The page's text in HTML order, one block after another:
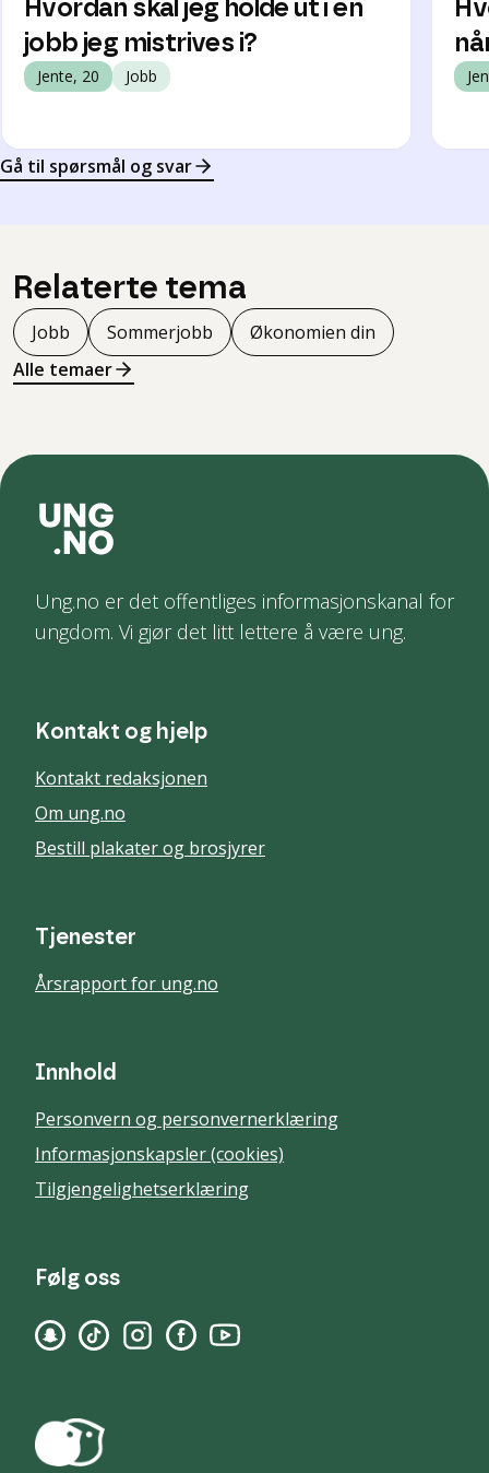
Hvordan skal jeg holde ut i en
jobb jeg mistrives i?
Jente, 20 Jobb
Gå til spørsmål og svar
Relaterte tema
Jobb Sommerjobb
Økonomien din
Alle temaer
Ung.no er det offentliges informasjonskanal for
ungdom. Vi gjør det litt lettere å være ung.
Kontakt og hjelp
Kontakt redaksjonen
Om ung.no
Bestill plakater og brosjyrer
Tjenester
Årsrapport for ung.no
Innhold
Personvern og personvernerklæring
Informasjonskapsler (cookies)
Tilgjengelighetserklæring
Følg oss